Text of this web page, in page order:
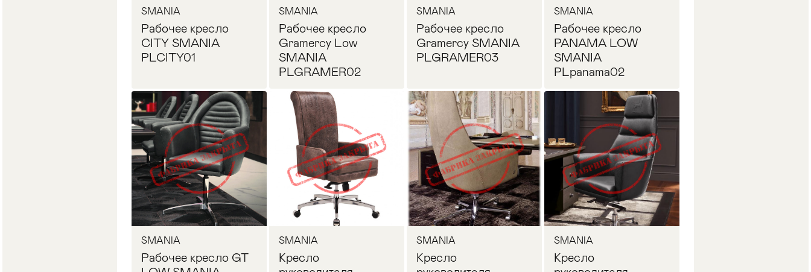
Запросить цену
SMANIA
Рабочее кресло
CITY SMANIA
PLCITY01
Запросить цену
SMANIA
Рабочее кресло
Gramercy Low
SMANIA
PLGRAMER02
Запросить цену
SMANIA
Рабочее кресло
Gramercy SMANIA
PLGRAMER03
Запросить цену
SMANIA
Рабочее кресло
PANAMA LOW
SMANIA
PLpanama02
SMANIA
Рабочее кресло GT
SMANIA
Кресло
SMANIA
Кресло
SMANIA
Кресло